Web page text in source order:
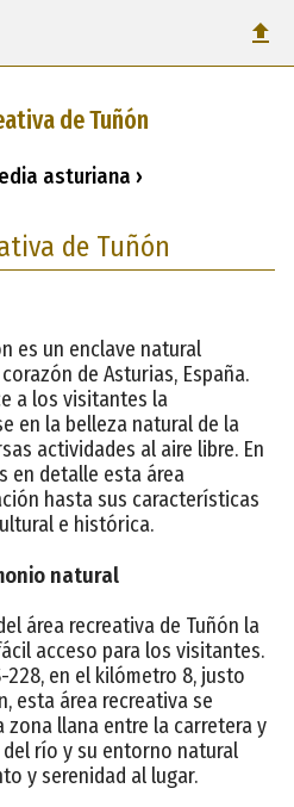
de Tuñón
asturiana ›
de Tuñón
es un enclave natural
de Asturias, España.
a los visitantes la
en la belleza natural de la
actividades al aire libre. En
en detalle esta área
hasta sus características
e histórica.
natural
área recreativa de Tuñón la
acceso para los visitantes.
228, en el kilómetro 8, justo
esta área recreativa se
zona llana entre la carretera y
río y su entorno natural
y serenidad al lugar.